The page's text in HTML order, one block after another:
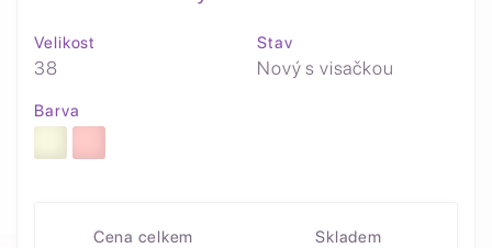
Velikost
38
Stav
Nový s visačkou
Barva
Cena celkem Skladem